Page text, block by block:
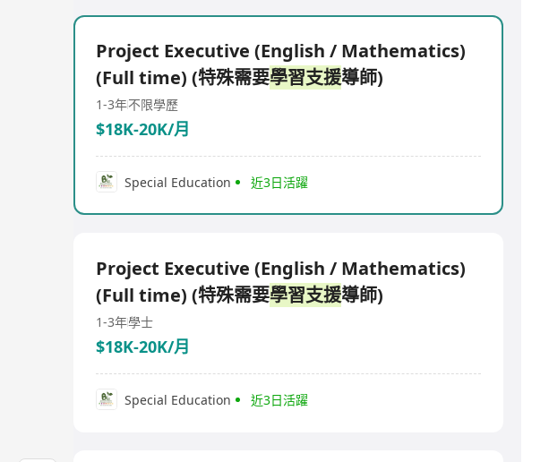
Project Executive (English / Mathematics)
(Full time) (特殊需要學習支援導師)
1-3年不限學歷
$18K-20K/月
Special Education 近3日活躍
Project Executive (English / Mathematics)
(Full time) (特殊需要學習支援導師)
1-3年學士
$18K-20K/月
Special Education 近3日活躍